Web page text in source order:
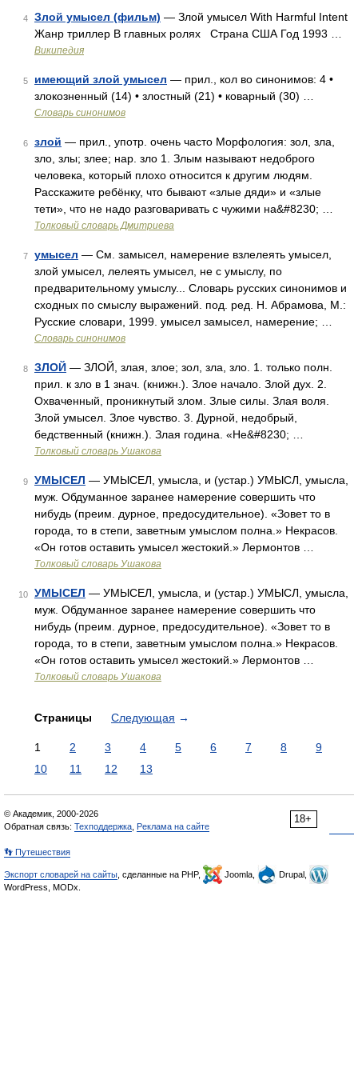
4 Злой умысел (фильм) — Злой умысел With Harmful Intent
Жанр триллер В главных ролях Страна США Год 1993 …
Википедия
5 имеющий злой умысел — прил., кол во синонимов: 4 •
злокозненный (14) • злостный (21) • коварный (30) …
Словарь синонимов
6 злой — прил., употр. очень часто Морфология: зол, зла,
зло, злы; злее; нар. зло 1. Злым называют недоброго
человека, который плохо относится к другим людям.
Расскажите ребёнку, что бывают «злые дяди» и «злые
тети», что не надо разговаривать с чужими на&#8230; …
Толковый словарь Дмитриева
7 умысел — См. замысел, намерение взлелеять умысел,
злой умысел, лелеять умысел, не с умыслу, по
предварительному умыслу... Словарь русских синонимов и
сходных по смыслу выражений. под. ред. Н. Абрамова, М.:
Русские словари, 1999. умысел замысел, намерение; …
Словарь синонимов
8 ЗЛОЙ — ЗЛОЙ, злая, злое; зол, зла, зло. 1. только полн.
прил. к зло в 1 знач. (книжн.). Злое начало. Злой дух. 2.
Охваченный, проникнутый злом. Злые силы. Злая воля.
Злой умысел. Злое чувство. 3. Дурной, недобрый,
бедственный (книжн.). Злая година. «Не&#8230; …
Толковый словарь Ушакова
9 УМЫСЕЛ — УМЫСЕЛ, умысла, и (устар.) УМЫСЛ, умысла,
муж. Обдуманное заранее намерение совершить что
нибудь (преим. дурное, предосудительное). «Зовет то в
города, то в степи, заветным умыслом полна.» Некрасов.
«Он готов оставить умысел жестокий.» Лермонтов …
Толковый словарь Ушакова
10 УМЫСЕЛ — УМЫСЕЛ, умысла, и (устар.) УМЫСЛ, умысла,
муж. Обдуманное заранее намерение совершить что
нибудь (преим. дурное, предосудительное). «Зовет то в
города, то в степи, заветным умыслом полна.» Некрасов.
«Он готов оставить умысел жестокий.» Лермонтов …
Толковый словарь Ушакова
Страницы Следующая →
1 2 3 4 5 6 7 8
9
10
11 12 13
18+
© Академик, 2000-2026
Обратная связь: Техподдержка Реклама на сайте
👣 Путешествия
Экспорт словарей на сайты , сделанные на PHP, Joomla,
Drupal,
WordPress, MODx.